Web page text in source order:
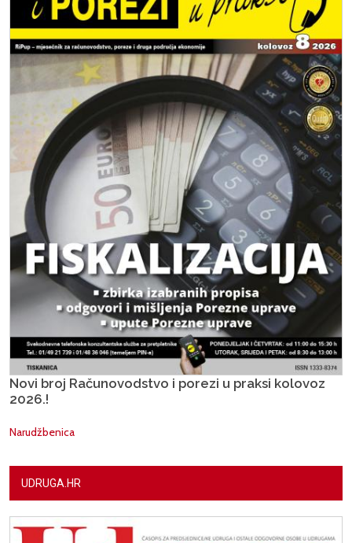
Novi broj Računovodstvo i porezi u praksi kolovoz
2026.!
Narudžbenica
UDRUGA.HR